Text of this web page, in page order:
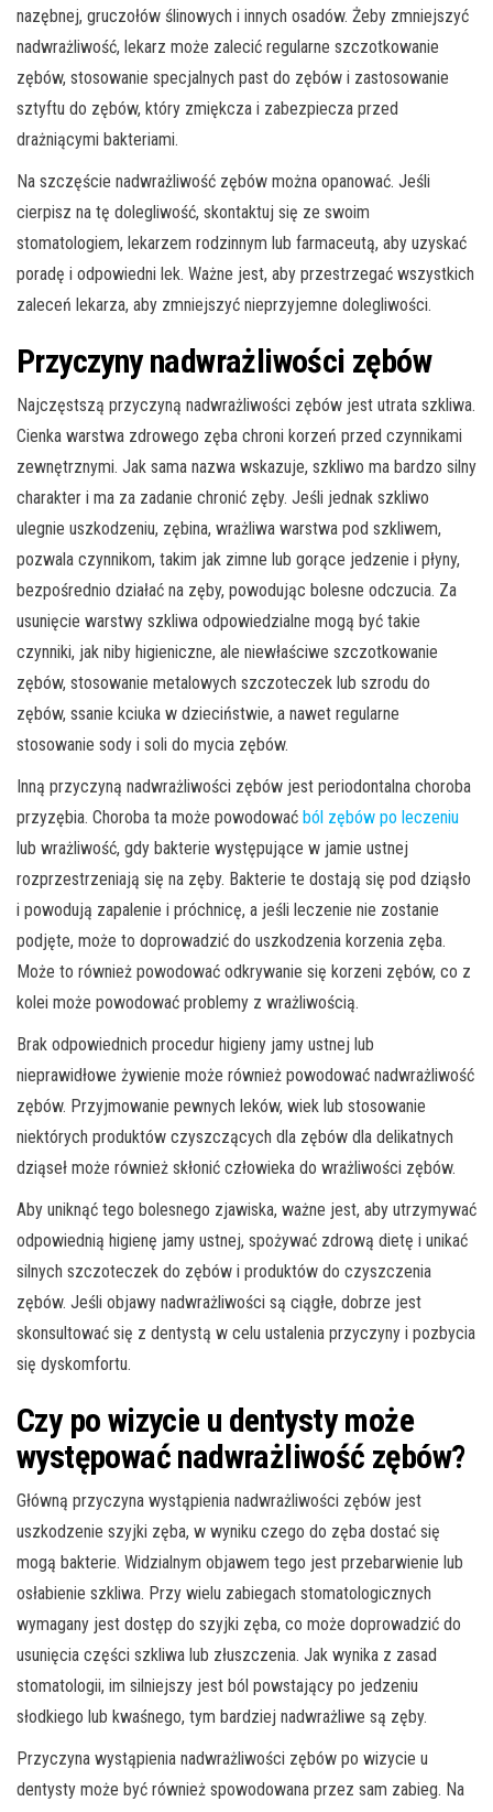
nazębnej, gruczołów ślinowych i innych osadów. Żeby zmniejszyć
nadwrażliwość, lekarz może zalecić regularne szczotkowanie
zębów, stosowanie specjalnych past do zębów i zastosowanie
sztyftu do zębów, który zmiękcza i zabezpiecza przed
drażniącymi bakteriami.
Na szczęście nadwrażliwość zębów można opanować. Jeśli
cierpisz na tę dolegliwość, skontaktuj się ze swoim
stomatologiem, lekarzem rodzinnym lub farmaceutą, aby uzyskać
poradę i odpowiedni lek. Ważne jest, aby przestrzegać wszystkich
zaleceń lekarza, aby zmniejszyć nieprzyjemne dolegliwości.
Przyczyny nadwrażliwości zębów
Najczęstszą przyczyną nadwrażliwości zębów jest utrata szkliwa.
Cienka warstwa zdrowego zęba chroni korzeń przed czynnikami
zewnętrznymi. Jak sama nazwa wskazuje, szkliwo ma bardzo silny
charakter i ma za zadanie chronić zęby. Jeśli jednak szkliwo
ulegnie uszkodzeniu, zębina, wrażliwa warstwa pod szkliwem,
pozwala czynnikom, takim jak zimne lub gorące jedzenie i płyny,
bezpośrednio działać na zęby, powodując bolesne odczucia. Za
usunięcie warstwy szkliwa odpowiedzialne mogą być takie
czynniki, jak niby higieniczne, ale niewłaściwe szczotkowanie
zębów, stosowanie metalowych szczoteczek lub szrodu do
zębów, ssanie kciuka w dzieciństwie, a nawet regularne
stosowanie sody i soli do mycia zębów.
Inną przyczyną nadwrażliwości zębów jest periodontalna choroba
przyzębia. Choroba ta może powodować ból zębów po leczeniu
lub wrażliwość, gdy bakterie występujące w jamie ustnej
rozprzestrzeniają się na zęby. Bakterie te dostają się pod dziąsło
i powodują zapalenie i próchnicę, a jeśli leczenie nie zostanie
podjęte, może to doprowadzić do uszkodzenia korzenia zęba.
Może to również powodować odkrywanie się korzeni zębów, co z
kolei może powodować problemy z wrażliwością.
Brak odpowiednich procedur higieny jamy ustnej lub
nieprawidłowe żywienie może również powodować nadwrażliwość
zębów. Przyjmowanie pewnych leków, wiek lub stosowanie
niektórych produktów czyszczących dla zębów dla delikatnych
dziąseł może również skłonić człowieka do wrażliwości zębów.
Aby uniknąć tego bolesnego zjawiska, ważne jest, aby utrzymywać
odpowiednią higienę jamy ustnej, spożywać zdrową dietę i unikać
silnych szczoteczek do zębów i produktów do czyszczenia
zębów. Jeśli objawy nadwrażliwości są ciągłe, dobrze jest
skonsultować się z dentystą w celu ustalenia przyczyny i pozbycia
się dyskomfortu.
Czy po wizycie u dentysty może
występować nadwrażliwość zębów?
Główną przyczyna wystąpienia nadwrażliwości zębów jest
uszkodzenie szyjki zęba, w wyniku czego do zęba dostać się
mogą bakterie. Widzialnym objawem tego jest przebarwienie lub
osłabienie szkliwa. Przy wielu zabiegach stomatologicznych
wymagany jest dostęp do szyjki zęba, co może doprowadzić do
usunięcia części szkliwa lub złuszczenia. Jak wynika z zasad
stomatologii, im silniejszy jest ból powstający po jedzeniu
słodkiego lub kwaśnego, tym bardziej nadwrażliwe są zęby.
Przyczyna wystąpienia nadwrażliwości zębów po wizycie u
dentysty może być również spowodowana przez sam zabieg. Na